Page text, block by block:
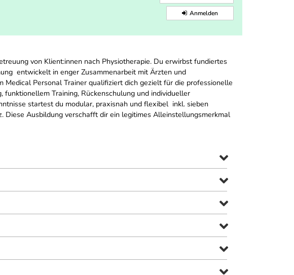
Anmelden
von Klient:innen nach Physiotherapie. Du erwirbst fundiertes
 entwickelt in enger Zusammenarbeit mit Ärzten und
Personal Trainer qualifiziert dich gezielt für die professionelle
Training, Rückenschulung und individueller
startest du modular, praxisnah und flexibel  inkl. sieben
Diese Ausbildung verschafft dir ein legitimes Alleinstellungsmerkmal